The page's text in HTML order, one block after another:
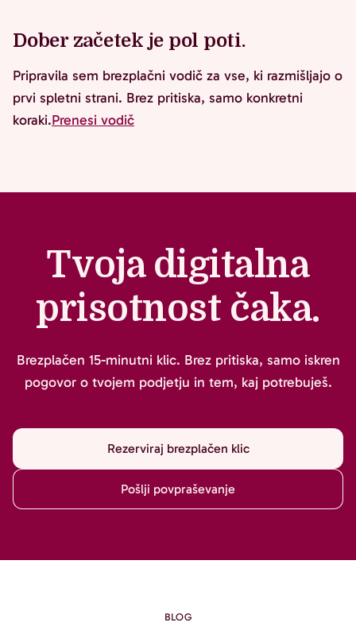
Dober začetek je pol poti.
Pripravila sem brezplačni vodič za vse, ki razmišljajo o
prvi spletni strani. Brez pritiska, samo konkretni
koraki.Prenesi vodič
Tvoja digitalna
prisotnost čaka.
Brezplačen 15-minutni klic. Brez pritiska, samo iskren
pogovor o tvojem podjetju in tem, kaj potrebuješ.
Rezerviraj brezplačen klic
Pošlji povpraševanje
BLOG